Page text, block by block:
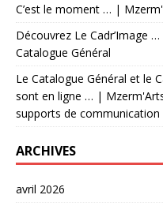
C’est le moment … |
Découvrez Le Cadr’Image
Catalogue Général
Le Catalogue Général et le
sont en ligne … |
supports de communication
ARCHIVES
avril 2026